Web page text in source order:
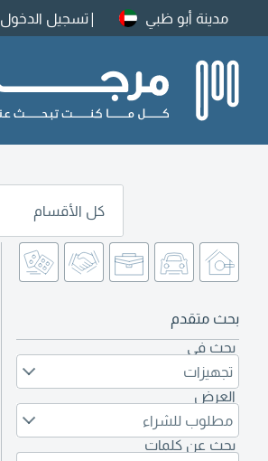
مدينة أبو ظبي تسجيل الدخول
كل الأقسام
بحث متقدم
بحث في
تجهيزات
العرض
مطلوب للشراء
بحث عن كلمات